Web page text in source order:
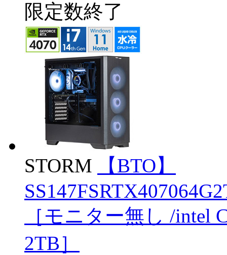
限定数終了
STORM
【BTO】
［モニター無し /intel
2TB］